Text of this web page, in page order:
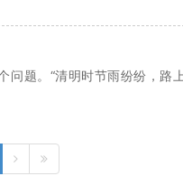
题。“清明时节雨纷纷，路